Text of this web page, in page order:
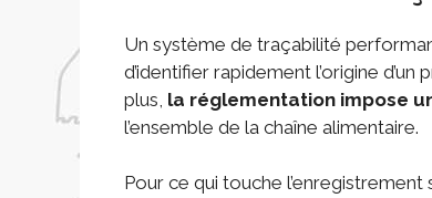
Un système de traçabilité
d’identifier rapidement l’origine
plus, la réglementation impose
l’ensemble de la chaîne alimentaire.
Pour ce qui touche